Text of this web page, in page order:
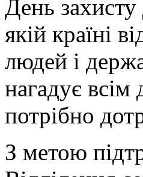
День захисту
якій країні
людей і
нагадує
потрібно
З метою